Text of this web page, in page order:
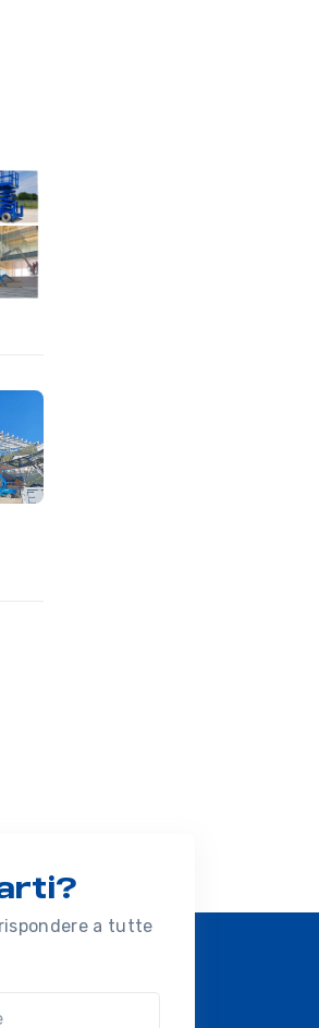
a tutte